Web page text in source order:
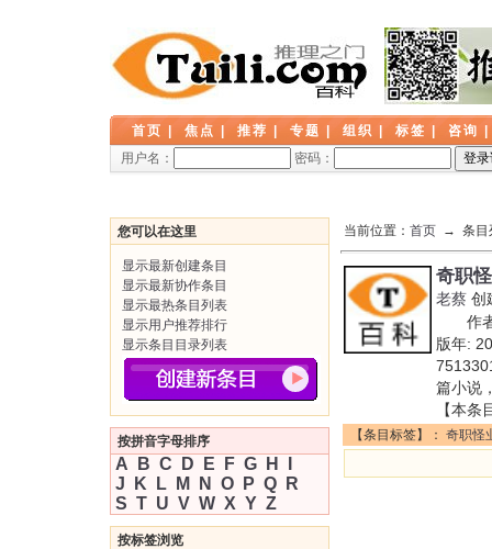
首页 焦点 推荐 专题 组织 标签 咨询
用户名：
密码：
您可以在这里
显示最新创建条目
显示最新协作条目
显示最热条目列表
显示用户推荐排行
显示条目目录列表
按拼音字母排序
A B C D E F G H
J
K L M N O P Q
R
S T U V W X Y Z
按标签浏览
当前位置： 首页 → 条目
奇职
老蔡 创
作者:
版年:
篇小说
【本条
【条目标签】： 奇职怪